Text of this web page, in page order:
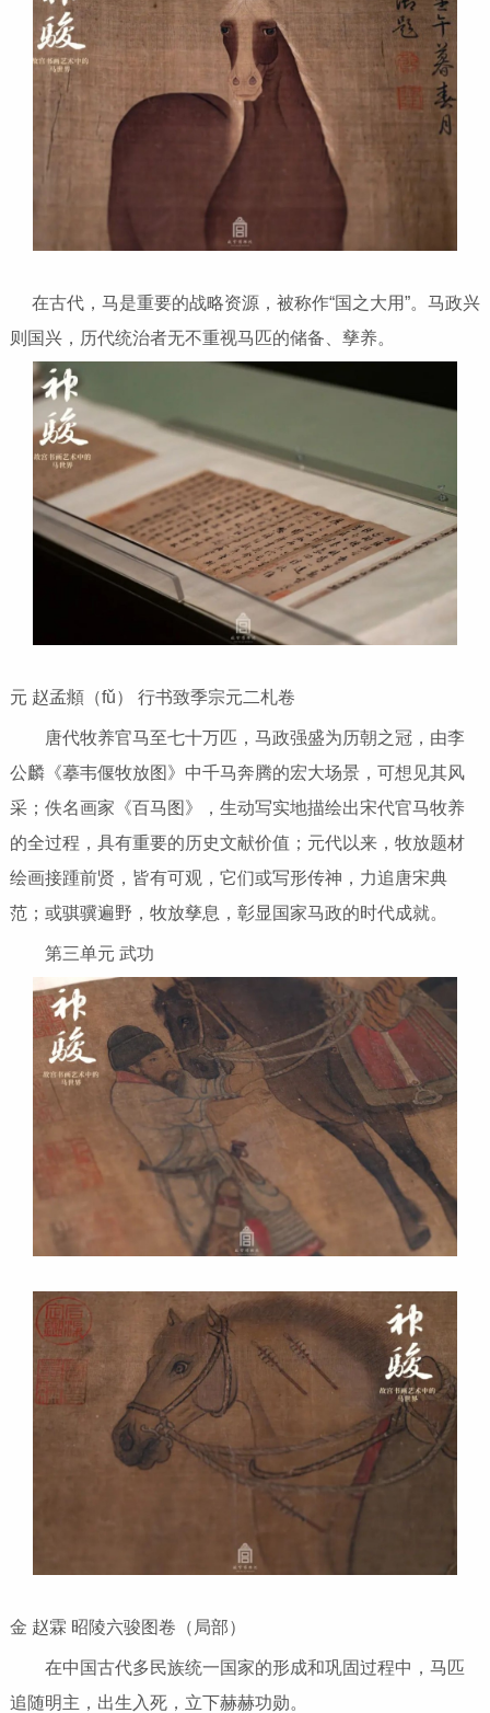
在古代，马是重要的战略资源，被称作“国之大用”。马政兴
则国兴，历代统治者无不重视马匹的储备、孳养。
元 赵孟頫（fǔ） 行书致季宗元二札卷
唐代牧养官马至七十万匹，马政强盛为历朝之冠，由李
公麟《摹韦偃牧放图》中千马奔腾的宏大场景，可想见其风
采；佚名画家《百马图》，生动写实地描绘出宋代官马牧养
的全过程，具有重要的历史文献价值；元代以来，牧放题材
绘画接踵前贤，皆有可观，它们或写形传神，力追唐宋典
范；或骐骥遍野，牧放孳息，彰显国家马政的时代成就。
第三单元 武功
金 赵霖 昭陵六骏图卷（局部）
在中国古代多民族统一国家的形成和巩固过程中，马匹
追随明主，出生入死，立下赫赫功勋。